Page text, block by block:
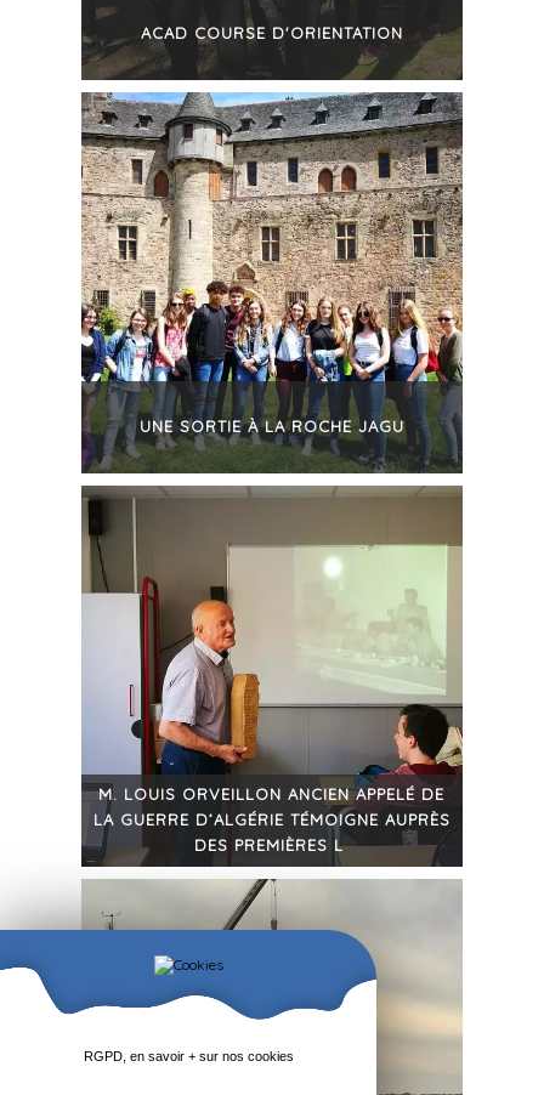
ACAD COURSE D'ORIENTATION
+
UNE SORTIE À LA ROCHE JAGU
+
M. LOUIS ORVEILLON ANCIEN APPELÉ DE
LA GUERRE D’ALGÉRIE TÉMOIGNE AUPRÈS
DES PREMIÈRES L
+
RGPD, en savoir + sur nos cookies